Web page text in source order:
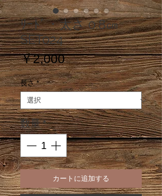
ﾘｰﾄﾞ・太さ 0.8㎝
SET024
￥2,000価
格
長さ *
数量*
カートに追加する